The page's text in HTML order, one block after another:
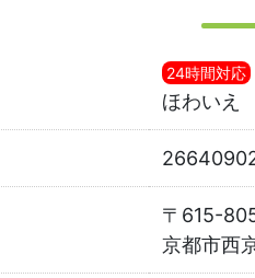
24時間対応
ほわいえ
〒615-
京都市西